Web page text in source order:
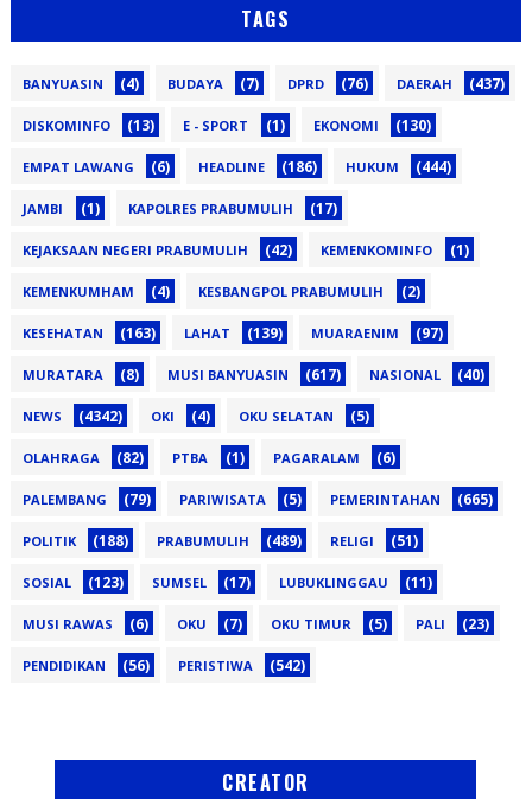
TAGS
BANYUASIN (4) BUDAYA (7) DPRD (76) DAERAH (437)
DISKOMINFO (13) E - SPORT (1) EKONOMI (130)
EMPAT LAWANG (6) HEADLINE (186) HUKUM (444)
JAMBI (1) KAPOLRES PRABUMULIH (17)
KEJAKSAAN NEGERI PRABUMULIH (42) KEMENKOMINFO (1)
KEMENKUMHAM (4) KESBANGPOL PRABUMULIH (2)
KESEHATAN (163) LAHAT (139) MUARAENIM (97)
MURATARA (8) MUSI BANYUASIN (617) NASIONAL (40)
NEWS (4342) OKI (4) OKU SELATAN (5)
OLAHRAGA (82) PTBA (1) PAGARALAM (6)
PALEMBANG (79) PARIWISATA (5) PEMERINTAHAN (665)
POLITIK (188) PRABUMULIH (489) RELIGI (51)
SOSIAL (123) SUMSEL (17) LUBUKLINGGAU (11)
MUSI RAWAS (6) OKU (7) OKU TIMUR (5) PALI (23)
PENDIDIKAN (56) PERISTIWA (542)
CREATOR